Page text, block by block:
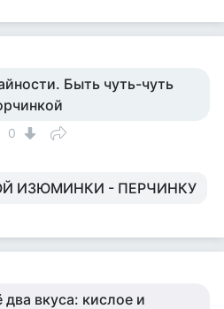
Быть чуть-чуть
0
ИЗЮМИНКИ - ПЕРЧИНКУ
вкуса: кислое и